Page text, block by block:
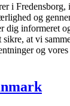
i Fredensborg,
og
dig informeret
at vi
og